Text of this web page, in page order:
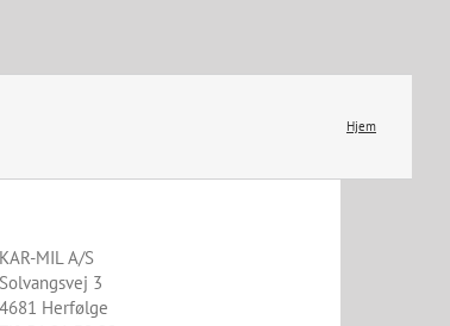
Hjem
KAR-MIL A/S
Solvangsvej 3
4681 Herfølge